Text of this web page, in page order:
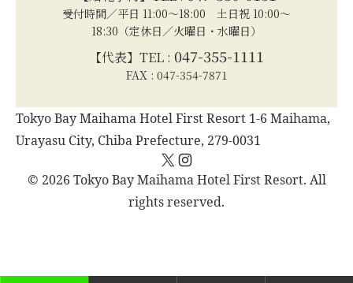
受付時間／平日 11:00～18:00 土日祝 10:00～
18:30（定休日／火曜日・水曜日）
【代表】TEL : 047-355-1111
FAX : 047-354-7871
Tokyo Bay Maihama Hotel First Resort 1-6 Maihama,
Urayasu City, Chiba Prefecture, 279-0031
X Instagram
© 2026 Tokyo Bay Maihama Hotel First Resort. All
rights reserved.